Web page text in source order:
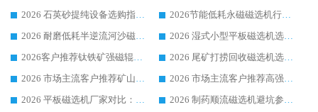
2026 石英砂提纯设备选购指南：华体会手机网页版-华体会(中国) 提纯磁选机厂家综合解读
2026节能低耗永磁磁选机行业优选标杆 临朐华体会手机网页版-华体会(中国) 专业生产厂家
2026 耐磨低耗半逆流河沙磁选机选购指南 临朐产业集群源头厂华体会手机网页版-华体会(中国) 详细解析
2026 湿式小型平板磁选机选矿适配设备 临朐华体会手机网页版-华体会(中国) 实体生产厂家直供
2026客户推荐钛铁矿强磁辊式磁选机，临朐靠谱生产厂家华体会手机网页版-华体会(中国) 详解
2026 尾矿打捞回收磁选机选购 主流市场推荐实力生产厂家
2026 市场主流客户推荐矿山磁选机靠谱生产厂家选华体会手机网页版-华体会(中国)
2026 市场主流客户推荐高强磁高效磁选机靠谱生产厂家
2026 平板磁选机厂家对比：现场实测、真实案例与靠谱厂家推荐
2026 制药顺流磁选机避坑参考：售后完善案例多厂家华体会手机网页版-华体会(中国)